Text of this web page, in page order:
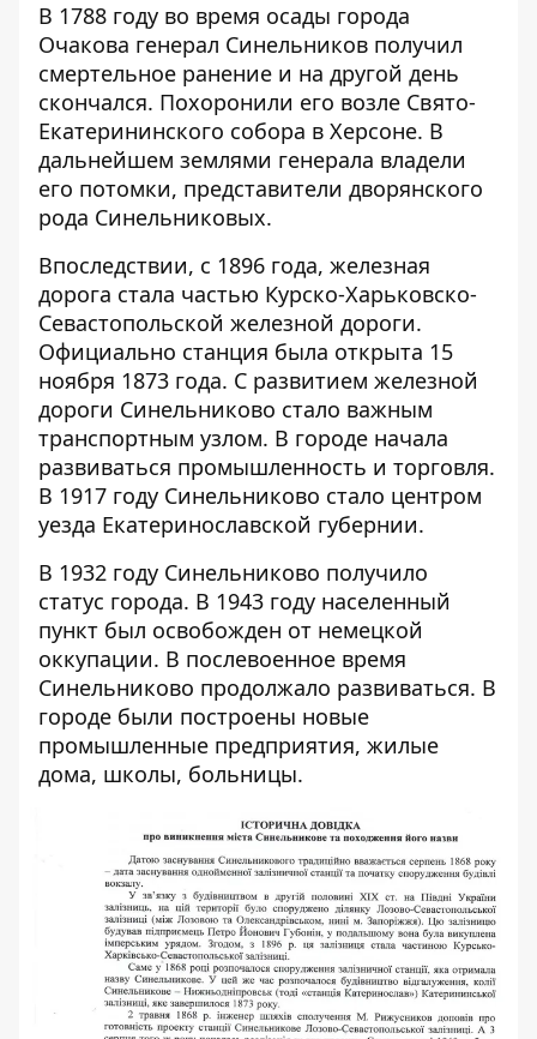
В 1788 году во время осады города
Очакова генерал Синельников получил
смертельное ранение и на другой день
скончался. Похоронили его возле Свято-
Екатерининского собора в Херсоне. В
дальнейшем землями генерала владели
его потомки, представители дворянского
рода Синельниковых.
Впоследствии, с 1896 года, железная
дорога стала частью Курско-Харьковско-
Севастопольской железной дороги.
Официально станция была открыта 15
ноября 1873 года. С развитием железной
дороги Синельниково стало важным
транспортным узлом. В городе начала
развиваться промышленность и торговля.
В 1917 году Синельниково стало центром
уезда Екатеринославской губернии.
В 1932 году Синельниково получило
статус города. В 1943 году населенный
пункт был освобожден от немецкой
оккупации. В послевоенное время
Синельниково продолжало развиваться. В
городе были построены новые
промышленные предприятия, жилые
дома, школы, больницы.